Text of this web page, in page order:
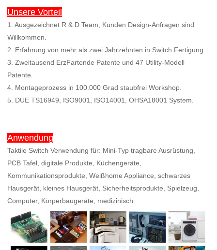
Unsere Vorteil
1. Ausgezeichnet R & D Team, Kunden Design-Anfragen sind
Willkommen.
2. Erfahrung von mehr als zwei Jahrzehnten in Switch Fertigung.
3. Zweitausend ErzFartende Patente und 47 Utility-Modell
Patente.
4. Montageprozess in 100.000 Grad staubfrei Workshop.
5. DUE TS16949, ISO9001, ISO14001, OHSA18001 System.
Anwendung
Taktile Switch Verwendung für: Mini-Typ tragbare Ausrüstung,
PCB Tafel, digitale Produkte, Küchengeräte,
Kommunikationsprodukte, Weißhome Appliance, schwarzes
Hausgerät, kleines Hausgerät, Sicherheitsprodukte, Spielzeug,
Computer, Körperbaugeräte, medizinisch